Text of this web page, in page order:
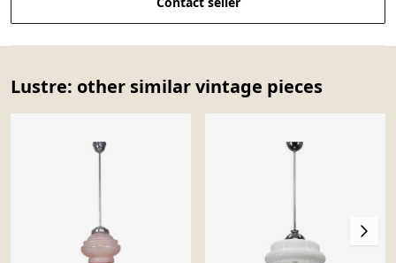
Lustre: other similar vintage pieces